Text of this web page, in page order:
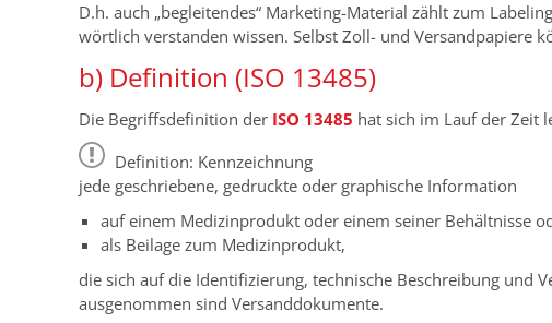
D.h. auch „begleitendes“ Marketing-Material zählt zum
wörtlich verstanden wissen. Selbst Zoll- und Versandpapiere
b) Definition (ISO 13485)
Die Begriffsdefinition der ISO 13485 hat sich im Lauf der Zeit
Definition: Kennzeichnung
jede geschriebene, gedruckte oder graphische Information
auf einem Medizinprodukt oder einem seiner Behältnisse
als Beilage zum Medizinprodukt,
die sich auf die Identifizierung, technische Beschreibung und
ausgenommen sind Versanddokumente.